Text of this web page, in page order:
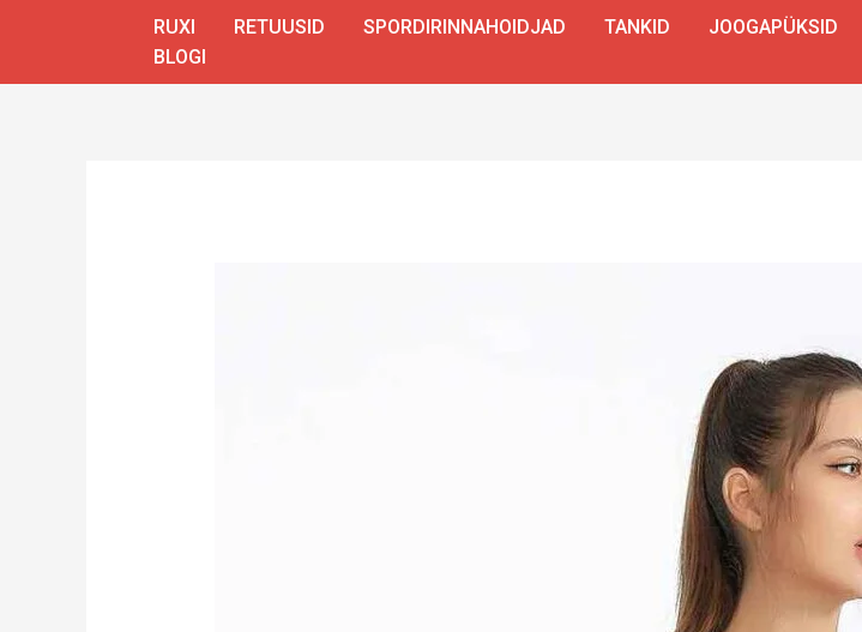
RUXI RETUUSID SPORDIRINNAHOIDJAD TANKID JOOGAPÜKSID
BLOGI